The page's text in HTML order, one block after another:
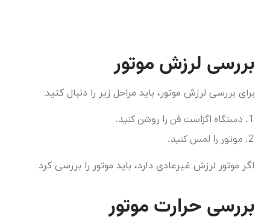
بررسی لرزش موتور
برای بررسی لرزش موتور، باید مراحل زیر را دنبال کنید:
دستگاه اگزاست فن را روشن کنید.
موتور را لمس کنید.
اگر موتور لرزش غیرعادی دارد، باید موتور را بررسی کرد.
بررسی حرارت موتور